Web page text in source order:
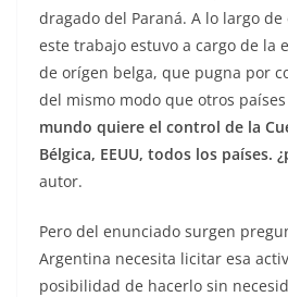
dragado del Paraná. A lo largo
este trabajo estuvo a cargo de la
de orígen belga, que pugna por
del mismo modo que otros
mundo quiere el control de la
Bélgica, EEUU, todos los países.
autor.
Pero del enunciado surgen
Argentina necesita licitar esa
posibilidad de hacerlo sin